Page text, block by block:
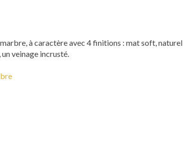
à caractère avec 4 finitions : mat soft,
veinage incrusté.